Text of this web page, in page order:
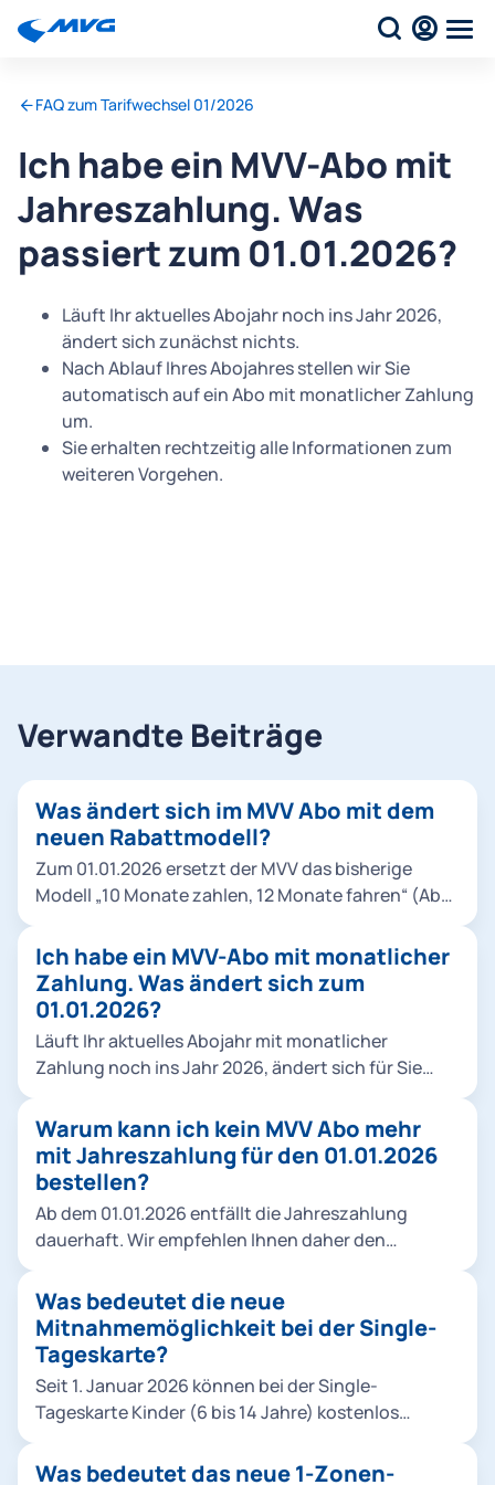
FAQ zum Tarifwechsel 01/2026
Ich habe ein MVV-Abo mit
Jahreszahlung. Was
passiert zum 01.01.2026?
Läuft Ihr aktuelles Abojahr noch ins Jahr 2026,
ändert sich zunächst nichts.
Nach Ablauf Ihres Abojahres stellen wir Sie
automatisch auf ein Abo mit monatlicher Zahlung
um.
Sie erhalten rechtzeitig alle Informationen zum
weiteren Vorgehen.
Verwandte Beiträge
Was ändert sich im MVV Abo mit dem
neuen Rabattmodell?
Zum 01.01.2026 ersetzt der MVV das bisherige
Modell „10 Monate zahlen, 12 Monate fahren“ (Abo,
einem festen monatlichen Rabatt. Einen Vergleich
der beiden Rabattmodelle alt/neu finden Sie hier.
Der Vorteil: Sie sehen den Rabatt sofort und zahlen
Neukund*innen gilt eine Mindestlaufzeit von 3
Monaten, in der keine Kündigung möglich ist.
Monats zum Folgemonat beendet werden. Alle
bisherigen Mitnahmeregelungen bleiben
unverändert bestehen. Die neuen Abopreise finden
Sie in unserer Übersicht.
Ich habe ein MVV-Abo mit monatlicher
Zahlung. Was ändert sich zum
01.01.2026?
Läuft Ihr aktuelles Abojahr mit monatlicher
Zahlung noch ins Jahr 2026, ändert sich für Sie
zum 01.01.2026 angepasst. Nach Ablauf Ihres
Abojahres oder eventueller Freimonate wird Ihr
Vertrag automatisch auf das neue Modell
Warum kann ich kein MVV Abo mehr
mit Jahreszahlung für den 01.01.2026
bestellen?
Ab dem 01.01.2026 entfällt die Jahreszahlung
dauerhaft. Wir empfehlen Ihnen daher den
Zahlung – damit profitieren Sie zukünftig direkt
vom neuen Rabattmodell.
Was bedeutet die neue
Mitnahmemöglichkeit bei der Single-
Tageskarte?
Seit 1. Januar 2026 können bei der Single-
Tageskarte Kinder (6 bis 14 Jahre) kostenlos
Regeln: Eigene Kinder: beliebig viele. Fremde
Was bedeutet das neue 1-Zonen-